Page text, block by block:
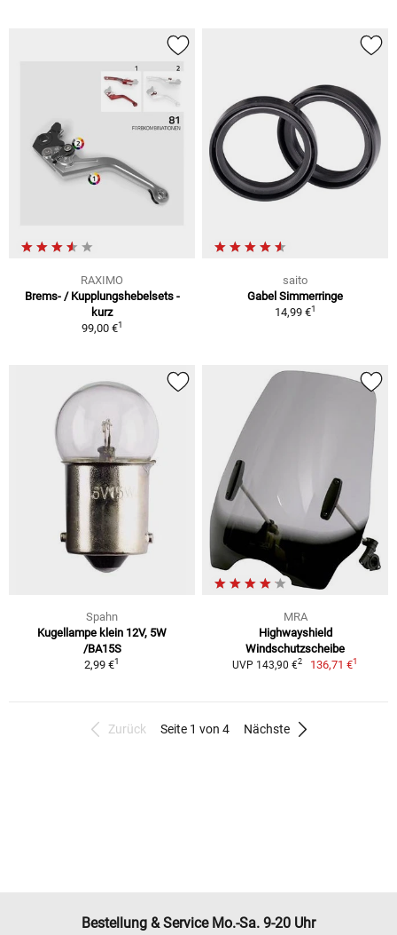
RAXIMO
Brems- / Kupplungshebelsets -
kurz
99,00 €1
saito
Gabel Simmerringe
14,99 €1
Spahn
Kugellampe klein 12V, 5W
/BA15S
2,99 €1
MRA
Highwayshield
Windschutzscheibe
UVP 143,90 €2 136,71 €1
Zurück Seite 1 von 4 Nächste
Bestellung & Service Mo.-Sa. 9-20 Uhr